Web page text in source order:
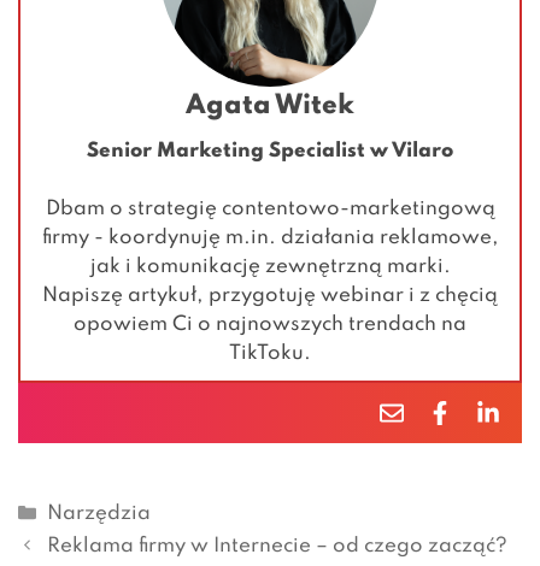
Agata Witek
Senior Marketing Specialist w Vilaro
Dbam o strategię contentowo-marketingową
firmy - koordynuję m.in. działania reklamowe,
jak i komunikację zewnętrzną marki.
Napiszę artykuł, przygotuję webinar i z chęcią
opowiem Ci o najnowszych trendach na
TikToku.
Kategorie
Narzędzia
Reklama firmy w Internecie – od czego zacząć?